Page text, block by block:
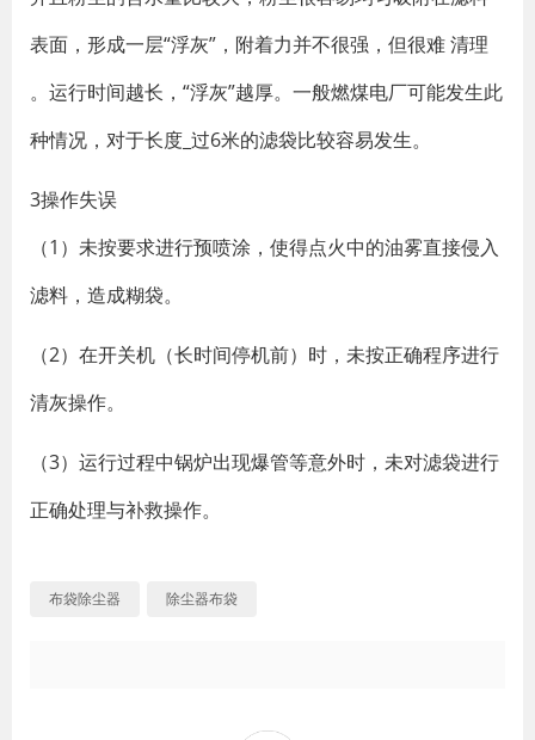
表面，形成一层“浮灰”，附着力并不很强，但很难 清理
。运行时间越长，“浮灰”越厚。一般燃煤电厂可能发生此
种情况，对于长度_过6米的滤袋比较容易发生。
3操作失误
（1）未按要求进行预喷涂，使得点火中的油雾直接侵入
滤料，造成糊袋。
（2）在开关机（长时间停机前）时，未按正确程序进行
清灰操作。
（3）运行过程中锅炉出现爆管等意外时，未对滤袋进行
正确处理与补救操作。
布袋除尘器 除尘器布袋